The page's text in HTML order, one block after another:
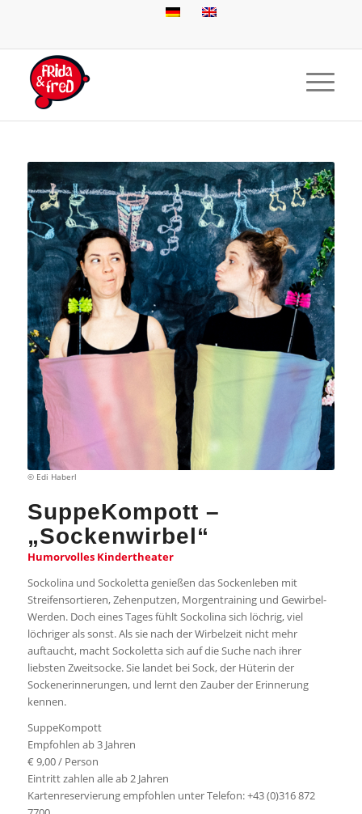
© Edi Haberl
SuppeKompott –
„Sockenwirbel“
Humorvolles Kindertheater
Sockolina und Sockoletta genießen das Sockenleben mit
Streifensortieren, Zehenputzen, Morgentraining und Gewirbel-
Werden. Doch eines Tages fühlt Sockolina sich löchrig, viel
löchriger als sonst. Als sie nach der Wirbelzeit nicht mehr
auftaucht, macht Sockoletta sich auf die Suche nach ihrer
liebsten Zweitsocke. Sie landet bei Sock, der Hüterin der
Sockenerinnerungen, und lernt den Zauber der Erinnerung
kennen.
SuppeKompott
Empfohlen ab 3 Jahren
€ 9,00 / Person
Eintritt zahlen alle ab 2 Jahren
Kartenreservierung empfohlen unter Telefon: +43 (0)316 872